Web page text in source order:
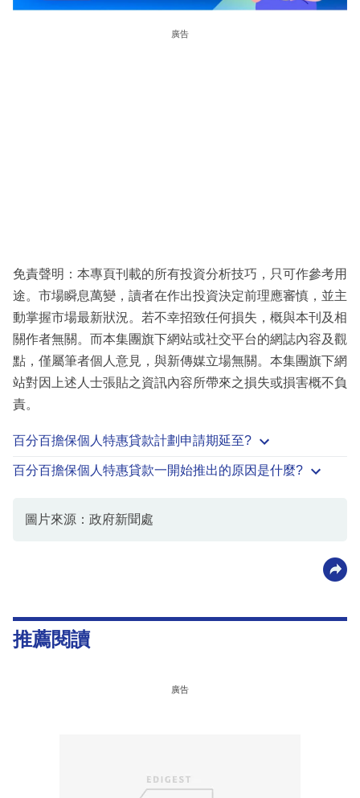
廣告
免責聲明：本專頁刊載的所有投資分析技巧，只可作參考用
途。市場瞬息萬變，讀者在作出投資決定前理應審慎，並主
動掌握市場最新狀況。若不幸招致任何損失，概與本刊及相
關作者無關。而本集團旗下網站或社交平台的網誌內容及觀
點，僅屬筆者個人意見，與新傳媒立場無關。本集團旗下網
站對因上述人士張貼之資訊內容所帶來之損失或損害概不負
責。
百分百擔保個人特惠貸款計劃申請期延至?
百分百擔保個人特惠貸款一開始推出的原因是什麼?
圖片來源：政府新聞處
推薦閱讀
廣告